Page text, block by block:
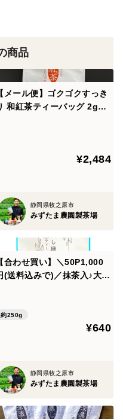
い。
、60分ほど冷蔵庫で冷
＝＝＝＝＝＝＝＝＝
ん※
きかねます。
】限定特蒸 深蒸し一番
赤ちゃん番茶 5g×50p
商品
【メール便】ゴクゴクすっき
和紅茶ティーバッグ 2g×1
¥2,484
静岡県牧之原市
みずたま農園製茶場
【合わせ買い】＼50P1,000
(送料込みで)／抹茶入♪大容
牧之原茶 深蒸し茶 産地直送
約250g
¥640
静岡県牧之原市
みずたま農園製茶場